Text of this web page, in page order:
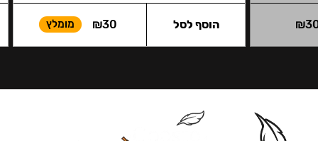
₪
₪30 מומלץ הוסף לסל